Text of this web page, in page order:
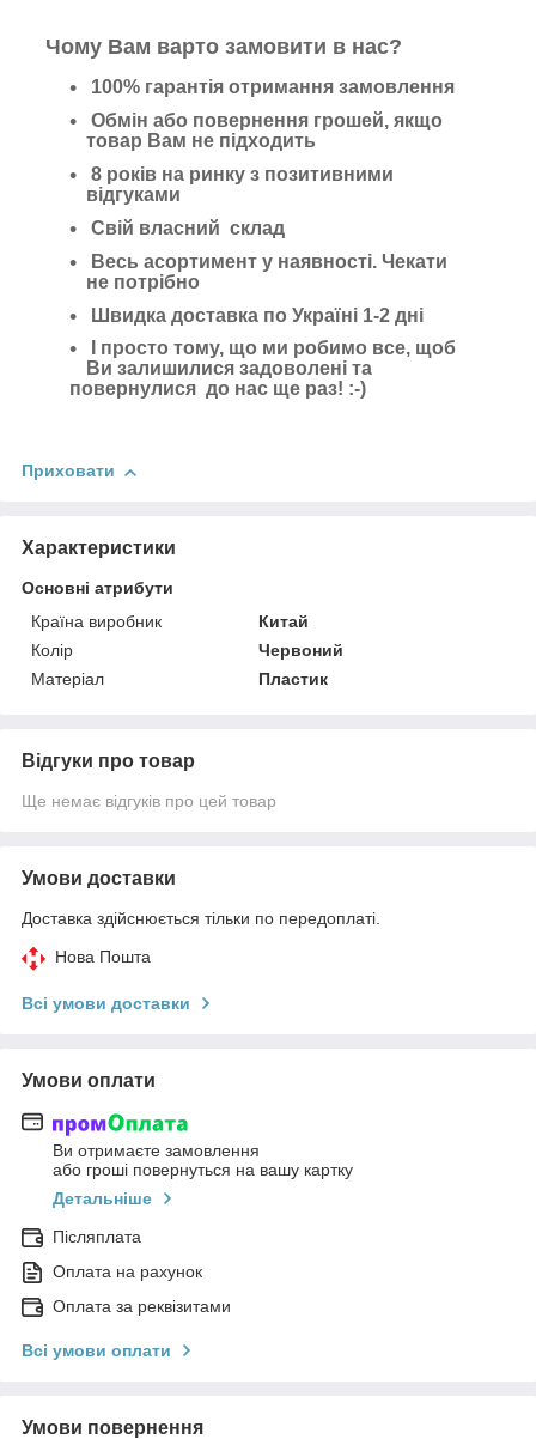
Чому Вам варто замовити в нас?
100% гарантія отримання замовлення
Обмін або повернення грошей, якщо
товар Вам не підходить
8 років на ринку з позитивними
відгуками
Свій власний склад
Весь асортимент у наявності. Чекати
не потрібно
Швидка доставка по Україні 1-2 дні
І просто тому, що ми робимо все, щоб
Ви залишилися задоволені та
повернулися до нас ще раз! :-)
Приховати
Характеристики
Основні атрибути
Країна виробник
Китай
Колір
Червоний
Матеріал
Пластик
Відгуки про товар
Ще немає відгуків про цей товар
Умови доставки
Доставка здійснюється тільки по передоплаті.
Нова Пошта
Всі умови доставки
Умови оплати
Ви отримаєте замовлення
або гроші повернуться на вашу картку
Детальніше
Післяплата
Оплата на рахунок
Оплата за реквізитами
Всі умови оплати
Умови повернення